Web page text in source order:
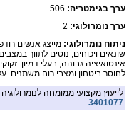
ערך בגימטריה:
ערך נומרולוגי: 2
ניתוח נומרולוגי: מייצג אנשים
שונאים ויכוחים, נוטים לתווך
אינטואיציה גבוהה, בעלי דמיון.
לחוסר ביטחון ומצבי רוח משתנים.
לייעוץ מקצועי ממומחה לנומרולוגיה
3401077
.